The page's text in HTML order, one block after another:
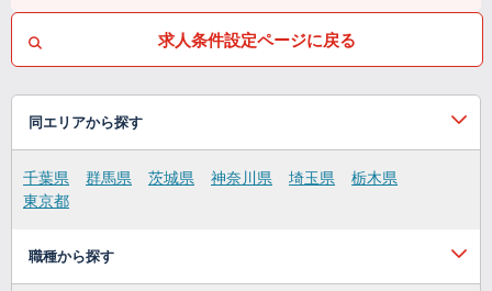
求人条件設定ページに戻る
同エリアから探す
千葉県 群馬県 茨城県 神奈川県 埼玉県
栃木県
東京都
職種から探す